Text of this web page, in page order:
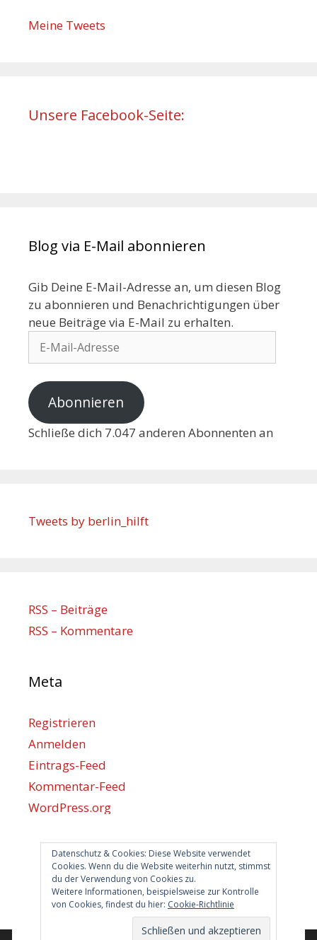
Meine Tweets
Unsere Facebook-Seite:
Blog via E-Mail abonnieren
Gib Deine E-Mail-Adresse an, um diesen Blog
zu abonnieren und Benachrichtigungen über
neue Beiträge via E-Mail zu erhalten.
Abonnieren
Schließe dich 7.047 anderen Abonnenten an
Datenschutz & Cookies: Diese Website verwendet
Cookies. Wenn du die Website weiterhin nutzt, stimmst
du der Verwendung von Cookies zu.
Weitere Informationen, beispielsweise zur Kontrolle
von Cookies, findest du hier: Cookie-Richtlinie
Tweets by berlin_hilft
RSS – Beiträge
RSS – Kommentare
Meta
Registrieren
Anmelden
Eintrags-Feed
Kommentar-Feed
WordPress.org
Berlin hilft
info@berlin-hilft.com